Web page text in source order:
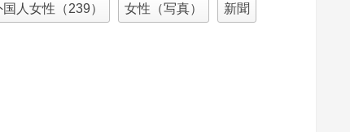
国人女性（239） 女性（写真） 新聞